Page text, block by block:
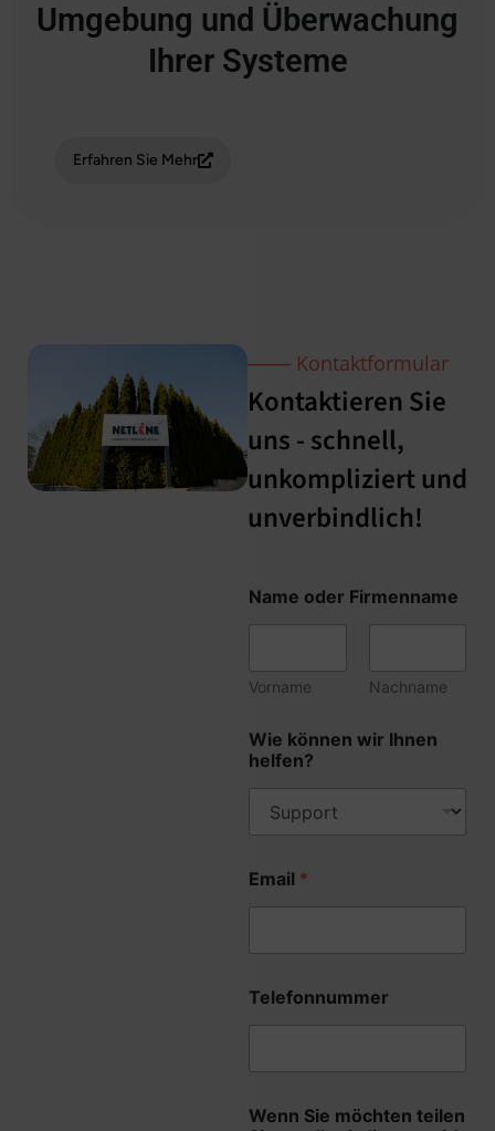
Umgebung und Überwachung
Ihrer Systeme
Erfahren Sie Mehr
─── Kontaktformular
Kontaktieren Sie
uns - schnell,
unkompliziert und
unverbindlich!
Name oder Firmenname
Vorname Nachname
Wie können wir Ihnen
helfen?
Email *
e
n
Telefonnummer
Wenn Sie möchten teilen